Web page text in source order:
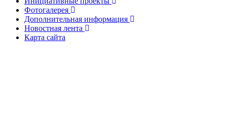
Фотогалерея
Дополнительная информация
Новостная лента
Карта сайта